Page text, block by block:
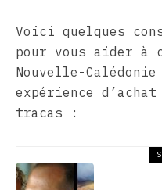
Voici quelques
pour vous aider à
Nouvelle-
expérience
tracas :